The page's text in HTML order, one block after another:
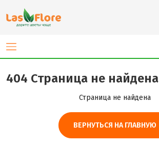
404 Страница не найдена
Страница не найдена
ВЕРНУТЬСЯ НА ГЛАВНУЮ